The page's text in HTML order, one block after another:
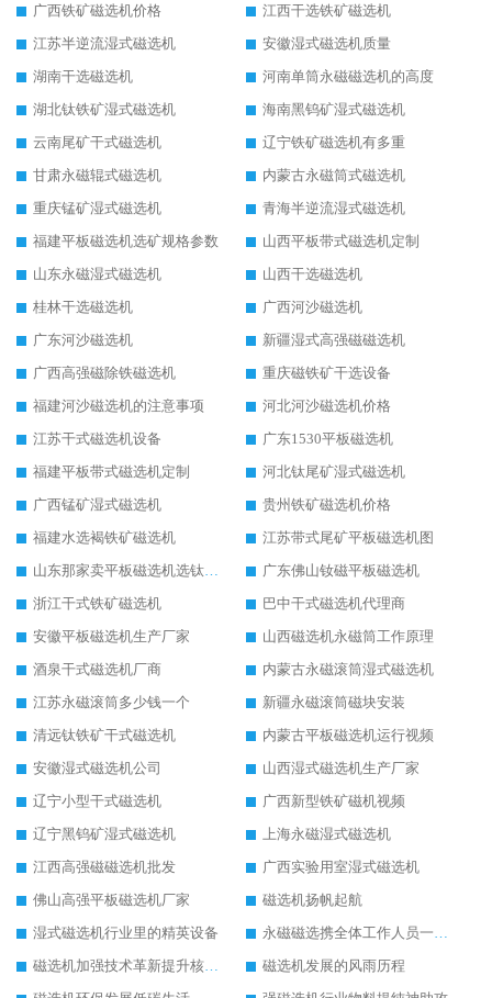
广西铁矿磁选机价格
江西干选铁矿磁选机
江苏半逆流湿式磁选机
安徽湿式磁选机质量
湖南干选磁选机
河南单筒永磁磁选机的高度
湖北钛铁矿湿式磁选机
海南黑钨矿湿式磁选机
云南尾矿干式磁选机
辽宁铁矿磁选机有多重
甘肃永磁辊式磁选机
内蒙古永磁筒式磁选机
重庆锰矿湿式磁选机
青海半逆流湿式磁选机
福建平板磁选机选矿规格参数
山西平板带式磁选机定制
山东永磁湿式磁选机
山西干选磁选机
桂林干选磁选机
广西河沙磁选机
广东河沙磁选机
新疆湿式高强磁磁选机
广西高强磁除铁磁选机
重庆磁铁矿干选设备
福建河沙磁选机的注意事项
河北河沙磁选机价格
江苏干式磁选机设备
广东1530平板磁选机
福建平板带式磁选机定制
河北钛尾矿湿式磁选机
广西锰矿湿式磁选机
贵州铁矿磁选机价格
福建水选褐铁矿磁选机
江苏带式尾矿平板磁选机图
山东那家卖平板磁选机选钛矿用
广东佛山钕磁平板磁选机
浙江干式铁矿磁选机
巴中干式磁选机代理商
安徽平板磁选机生产厂家
山西磁选机永磁筒工作原理
酒泉干式磁选机厂商
内蒙古永磁滚筒湿式磁选机
江苏永磁滚筒多少钱一个
新疆永磁滚筒磁块安装
清远钛铁矿干式磁选机
内蒙古平板磁选机运行视频
安徽湿式磁选机公司
山西湿式磁选机生产厂家
辽宁小型干式磁选机
广西新型铁矿磁机视频
辽宁黑钨矿湿式磁选机
上海永磁湿式磁选机
江西高强磁磁选机批发
广西实验用室湿式磁选机
佛山高强平板磁选机厂家
磁选机扬帆起航
湿式磁选机行业里的精英设备
永磁磁选携全体工作人员一起闯
磁选机加强技术革新提升核心竞争力
磁选机发展的风雨历程